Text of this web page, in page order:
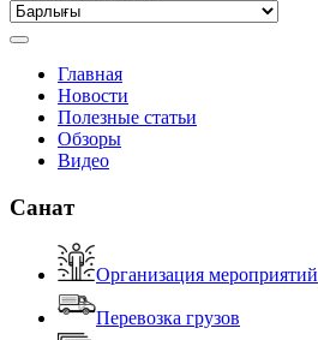
Главная
Новости
Полезные статьи
Обзоры
Видео
Санат
Организация мероприятий
Перевозка грузов